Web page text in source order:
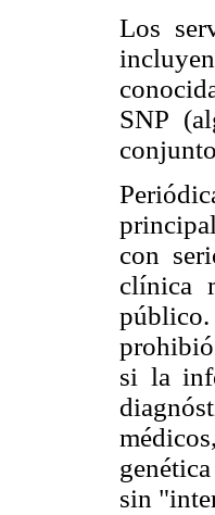
Los
SNP
con
clínica
público.
si la
sin